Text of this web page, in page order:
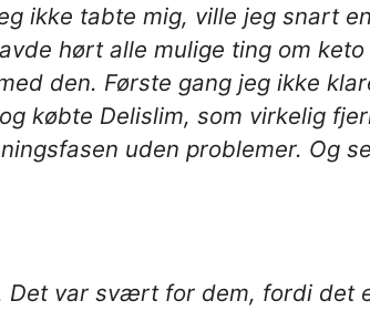
ikke tabte mig, ville jeg snart
hørt alle mulige ting om
den. Første gang jeg ikke
købte Delislim, som virkelig
uden problemer. Og
Det var svært for dem, fordi